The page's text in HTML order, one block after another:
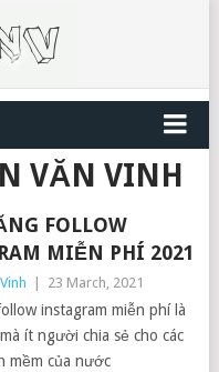
VĂN VINH
FOLLOW
MIỄN PHÍ 2021
23 March, 2021
instagram miễn phí là
ít người chia sẻ cho các
mềm của nước